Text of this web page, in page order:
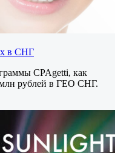
в СНГ
CPAgetti, как
млн рублей в ГЕО СНГ.